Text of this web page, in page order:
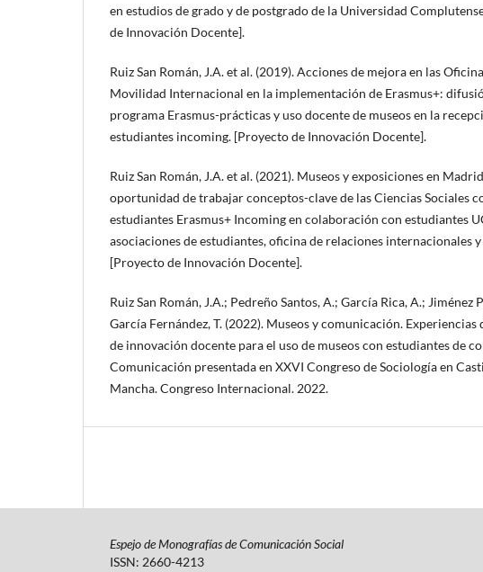
en estudios de grado y de postgrado de la Universidad
de Innovación Docente].
Ruiz San Román, J.A. et al. (2019). Acciones de mejora en las
Movilidad Internacional en la implementación de Erasmus+:
programa Erasmus-prácticas y uso docente de museos en la
estudiantes incoming. [Proyecto de Innovación Docente].
Ruiz San Román, J.A. et al. (2021). Museos y exposiciones en
oportunidad de trabajar conceptos-clave de las Ciencias Sociales
estudiantes Erasmus+ Incoming en colaboración con estudiantes
asociaciones de estudiantes, oficina de relaciones internacionales
[Proyecto de Innovación Docente].
Ruiz San Román, J.A.; Pedreño Santos, A.; García Rica, A.; Jiménez
García Fernández, T. (2022). Museos y comunicación. Experiencias
de innovación docente para el uso de museos con estudiantes de
Comunicación presentada en XXVI Congreso de Sociología en
Mancha. Congreso Internacional. 2022.
Espejo de Monografías de Comunicación Social
ISSN: 2660-4213